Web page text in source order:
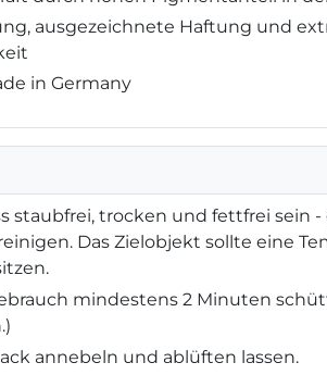
ausgezeichnete Haftung und
in Germany
staubfrei, trocken und fettfrei sein -
Das Zielobjekt sollte eine
mindestens 2 Minuten
annebeln und ablüften lassen.